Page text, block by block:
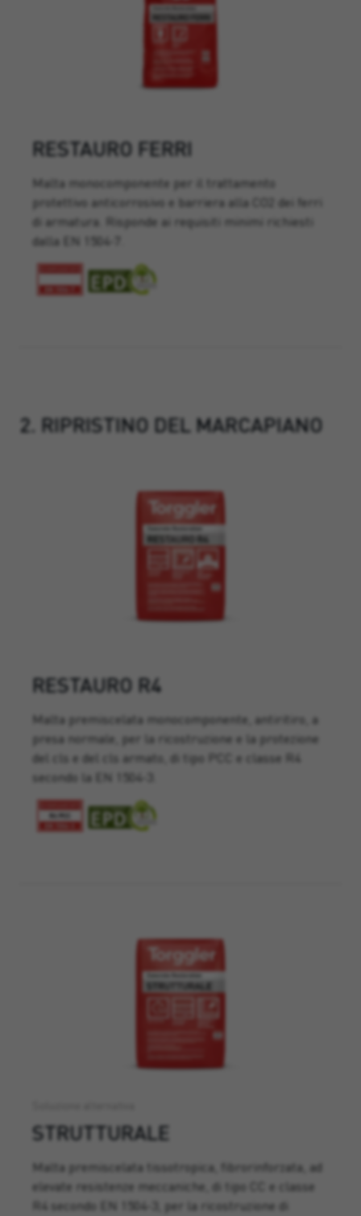
RESTAURO FERRI
Malta monocomponente per il trattamento
protettivo anticorrosivo e barriera alla CO2 dei ferri
di armatura. Risponde ai requisiti minimi richiesti
dalla EN 1504-7.
2. RIPRISTINO DEL MARCAPIANO
RESTAURO R4
Malta premiscelata monocomponente, antiritiro, a
presa normale, per la ricostruzione e la protezione
del cls e del cls armato, di tipo PCC e classe R4
secondo la EN 1504-3.
STRUTTURALE
Malta premiscelata tissotropica, fibrorinforzata, ad
elevate resistenze meccaniche, di tipo CC e classe
R4 secondo EN 1504-3, per la ricostruzione di